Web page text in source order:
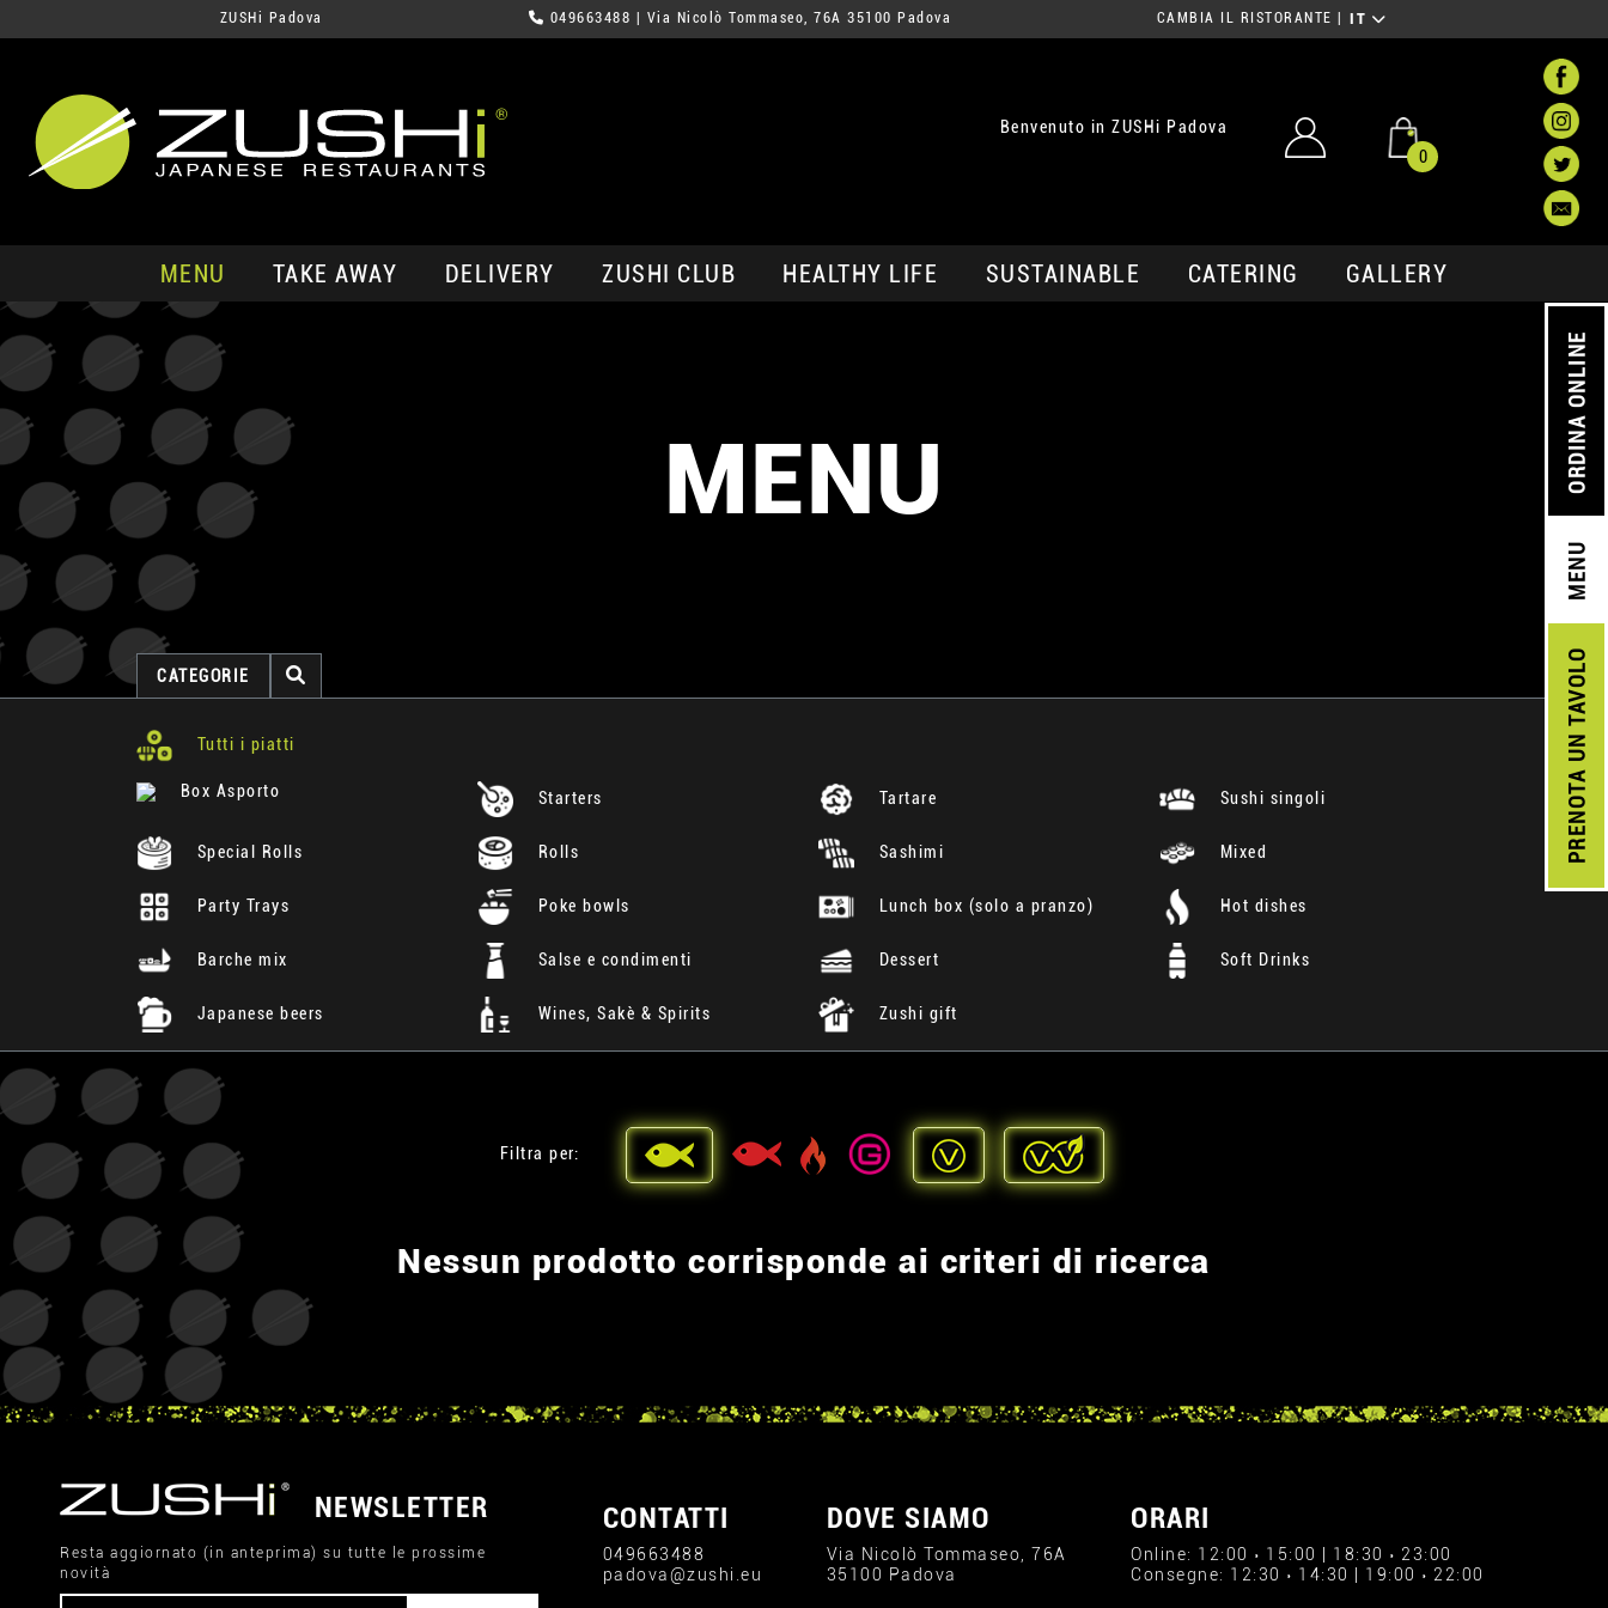
ZUSHi Padova 049663488 | Via Nicolò Tommaseo, 76A 35100 Padova CAMBIA IL RISTORANTE IT
Benvenuto in ZUSHi Padova
0
MENU TAKE AWAY DELIVERY ZUSHI CLUB HEALTHY LIFE SUSTAINABLE CATERING GALLERY
PRENOTA
UN TAVOLO
MENU
ORDINA ONLINE
MENU
CATEGORIE
Tutti i piatti
Box Asporto Starters Tartare Sushi singoli
Special Rolls Rolls Sashimi Mixed
Party Trays Poke bowls Lunch box (solo a pranzo) Hot dishes
Barche mix Salse e condimenti Dessert Soft Drinks
Japanese beers Wines, Sakè & Spirits Zushi gift
Filtra per:
Nessun prodotto corrisponde ai criteri di ricerca
NEWSLETTER
Resta aggiornato (in anteprima) su tutte le prossime
novità
CONTATTI
049663488
padova@zushi.eu
DOVE SIAMO
Via Nicolò Tommaseo, 76A
35100 Padova
ORARI
Online: 12:00 › 15:00 | 18:30 › 23:00
Consegne: 12:30 › 14:30 | 19:00 › 22:00